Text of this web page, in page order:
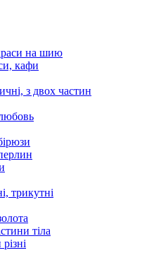
на шию
кафи
з двох частин
трикутні
тіла